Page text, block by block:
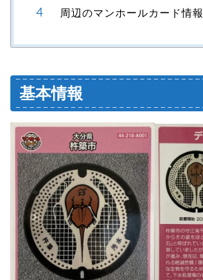
周辺のマンホールカード情報
基本情報